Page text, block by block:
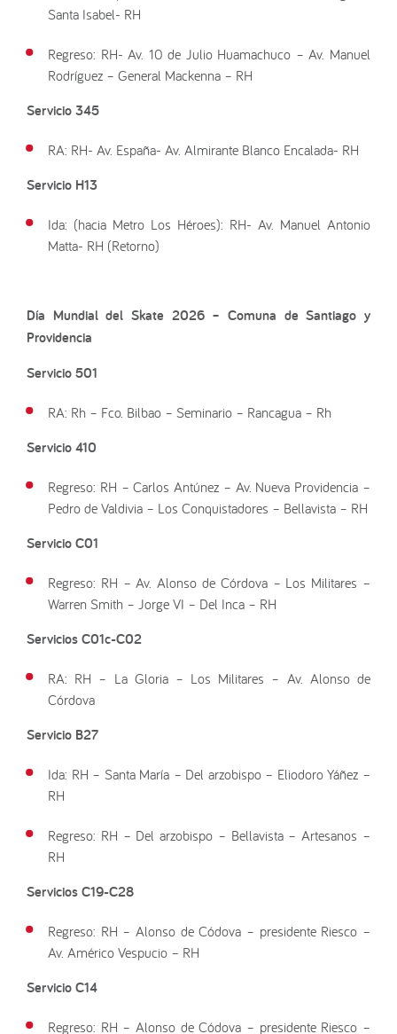
Santa Isabel- RH
Regreso: RH- Av. 10 de Julio Huamachuco – Av. Manuel
Rodríguez – General Mackenna – RH
Servicio 345
RA: RH- Av. España- Av. Almirante Blanco Encalada- RH
Servicio H13
Ida: (hacia Metro Los Héroes): RH- Av. Manuel Antonio
Matta- RH (Retorno)
Día Mundial del Skate 2026 – Comuna de Santiago y
Providencia
Servicio 501
RA: Rh – Fco. Bilbao – Seminario – Rancagua – Rh
Servicio 410
Regreso: RH – Carlos Antúnez – Av. Nueva Providencia –
Pedro de Valdivia – Los Conquistadores – Bellavista – RH
Servicio C01
Regreso: RH – Av. Alonso de Córdova – Los Militares –
Warren Smith – Jorge VI – Del Inca – RH
Servicios C01c-C02
RA: RH – La Gloria – Los Militares – Av. Alonso de
Córdova
Servicio B27
Ida: RH – Santa María – Del arzobispo – Eliodoro Yáñez –
RH
Regreso: RH – Del arzobispo – Bellavista – Artesanos –
RH
Servicios C19-C28
Regreso: RH – Alonso de Códova – presidente Riesco –
Av. Américo Vespucio – RH
Servicio C14
Regreso: RH – Alonso de Códova – presidente Riesco –